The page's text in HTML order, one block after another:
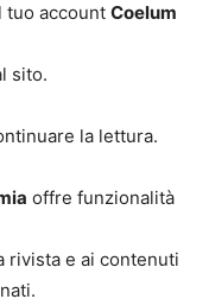
tuo account Coelum
sito.
la lettura.
offre funzionalità
rivista e ai contenuti